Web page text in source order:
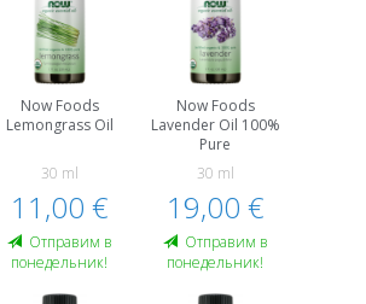
Now Foods
Lemongrass Oil
30 ml
11,00 €
Oтправим в
понедельник!
Now Foods
Lavender Oil 100%
Pure
30 ml
19,00 €
Oтправим в
понедельник!